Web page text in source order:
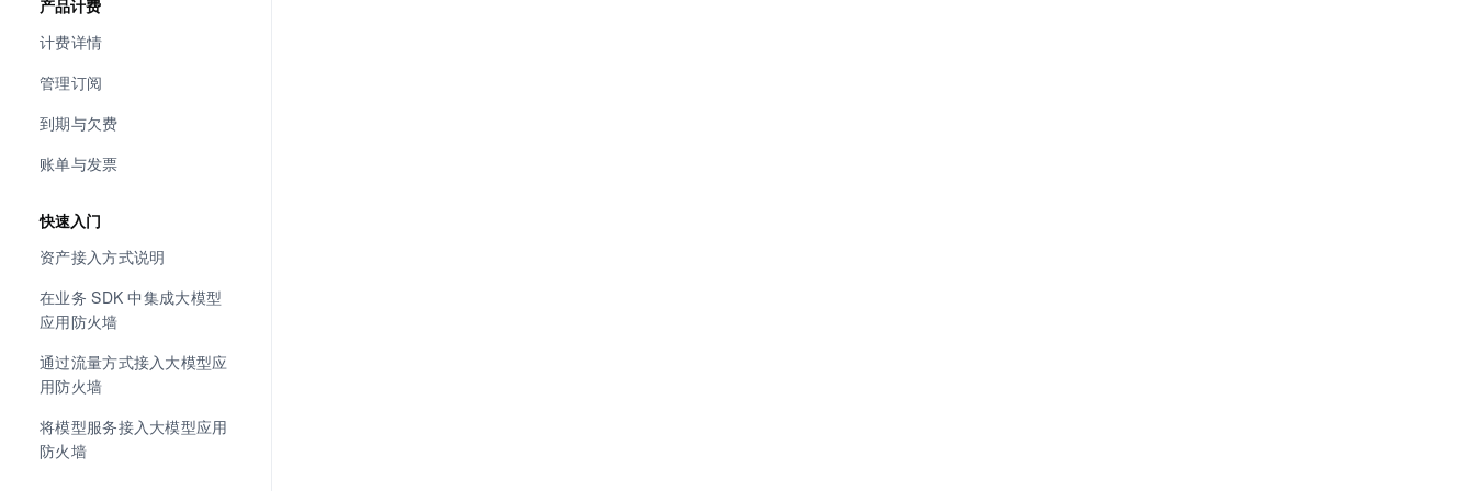
产品计费
计费详情
管理订阅
到期与欠费
账单与发票
快速入门
资产接入方式说明
在业务 SDK 中集成大模型
应用防火墙
通过流量方式接入大模型应
用防火墙
将模型服务接入大模型应用
防火墙